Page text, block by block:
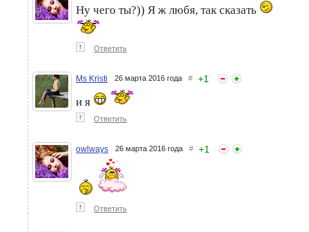
Ну чего ты?)) Я ж любя, так сказать
↑ Ответить
Ms Kristi 26 марта 2016 года # +1
и я
↑ Ответить
owlways 26 марта 2016 года # +1
↑ Ответить